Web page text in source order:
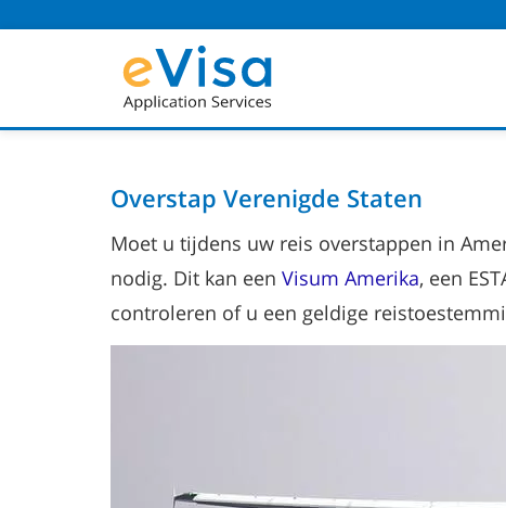
Overstap Verenigde Staten
Moet u tijdens uw reis overstappen in
nodig. Dit kan een Visum Amerika, een
controleren of u een geldige